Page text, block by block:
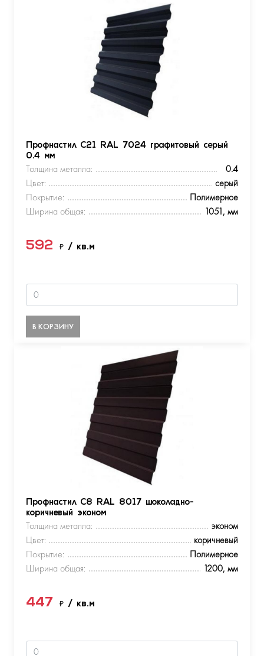
Профнастил С21 RAL 7024 графитовый серый
0.4 мм
Толщина металла:
0.4
Цвет:
серый
Покрытие:
Полимерное
Ширина общая:
1051, мм
592 ₽ / кв.м
В КОРЗИНУ
Профнастил С8 RAL 8017 шоколадно-
коричневый эконом
Толщина металла:
эконом
Цвет:
коричневый
Покрытие:
Полимерное
Ширина общая:
1200, мм
447 ₽ / кв.м